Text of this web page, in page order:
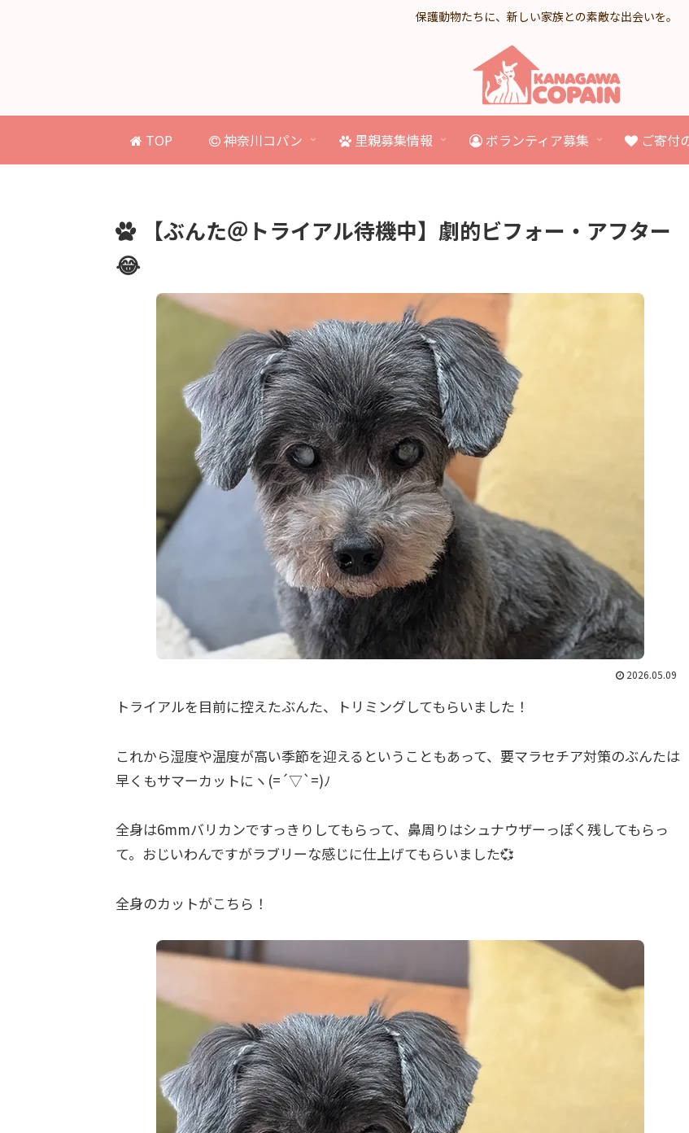
保護動物たちに、新しい家族との素敵な出会いを。
TOP 神奈川コパン 里親募集情報 ボランティア募集 ご寄付
【ぶんた＠トライアル待機中】劇的ビフォー・アフター
😂
2026.05.09
トライアルを目前に控えたぶんた、トリミングしてもらいました！
これから湿度や温度が高い季節を迎えるということもあって、要マラセチア対策のぶんたは
早くもサマーカットにヽ(=´▽`=)ﾉ
全身は6mmバリカンですっきりしてもらって、鼻周りはシュナウザーっぽく残してもらっ
て。おじいわんですがラブリーな感じに仕上げてもらいました💞
全身のカットがこちら！